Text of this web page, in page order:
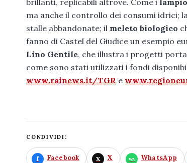
ma anche il controllo dei consumi idrici;
stalle abbandonate; il meleto biologico
fanno di Castel del Giudice un esempio
Lino Gentile, che illustra i progetti
come sono stati utilizzati i fondi
www.rainews.it/TGR e
CONDIVIDI:
Facebook X WhatsApp